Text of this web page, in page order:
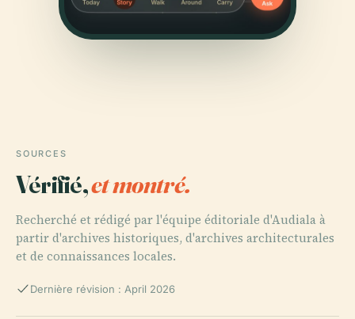
SOURCES
Vérifié,et montré.
Recherché et rédigé par l'équipe éditoriale d'Audiala à
partir d'archives historiques, d'archives architecturales
et de connaissances locales.
Dernière révision : April 2026